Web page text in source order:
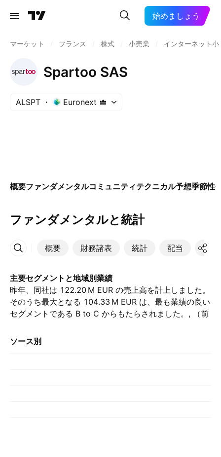
始めましょう
マーケット フランス 株式 小売業 インターネット小
Spartoo SAS
ALSPT Euronext
概要ファンダメンタルコミュニティテクニカル予想季節性
ファンダメンタルと統計
概要 財務諸表 統計 配当 決算
その他
主要セグメントと地域別業績
昨年、同社は ‪122.20 M‬ EUR の売上高を計上しました。
そのうち最大となる ‪104.33 M‬ EUR は、最も業績の良い
セグメントである B to C からもたらされました。, （前
ス によるもので、昨年は ‪122.51 M‬ EUR を占めまし
ソース別